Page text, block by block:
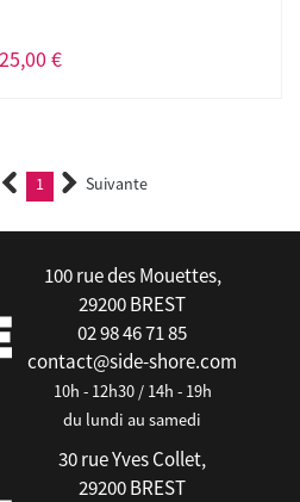
25,00 €
1 (current)Suivante
100 rue des Mouettes,
29200 BREST
02 98 46 71 85
contact@side-shore.com
10h - 12h30 / 14h - 19h
du lundi au samedi
30 rue Yves Collet,
29200 BREST